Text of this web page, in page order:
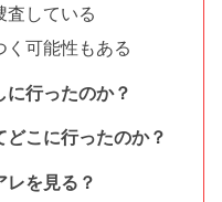
査している
く可能性もある
行ったのか？
こに行ったのか？
を見る？